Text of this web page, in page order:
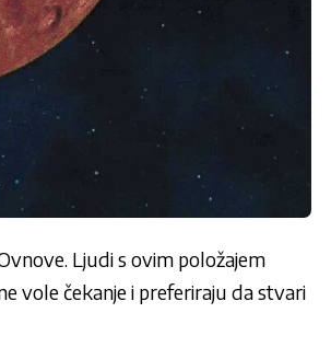
Ljudi s ovim položajem
vole čekanje i preferiraju da stvari